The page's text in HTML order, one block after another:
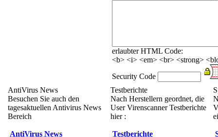
erlaubter HTML Code:
<b> <i> <em> <br> <strong>
Security Code
AntiVirus News
Besuchen Sie auch den
tagesaktuellen Antivirus News
Bereich
AntiVirus News
Testberichte
Nach Herstellern geordnet, die
User Virenscanner Testberichte
hier :
Testberichte